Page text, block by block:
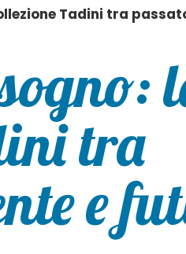
Tadini tra
tra
e